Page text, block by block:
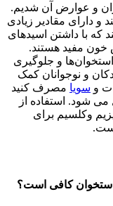
و عوارض آن شدیم.
و دارای مقادیر زیادی
که با داشتن اسیدهای
خون مفید هستند.
و جلوگیری
و نوجوانان کمک
و سویا مصرف کنید
شود. استفاده از
و‌کلسیم برای
استخوان کافی است؟